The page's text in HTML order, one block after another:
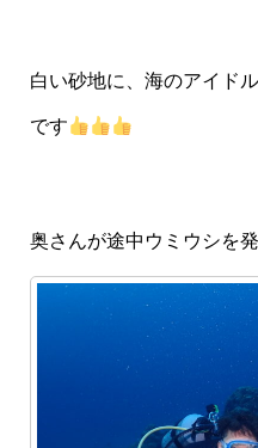
白い砂地に、海のアイド
です
奥さんが途中ウミウシを